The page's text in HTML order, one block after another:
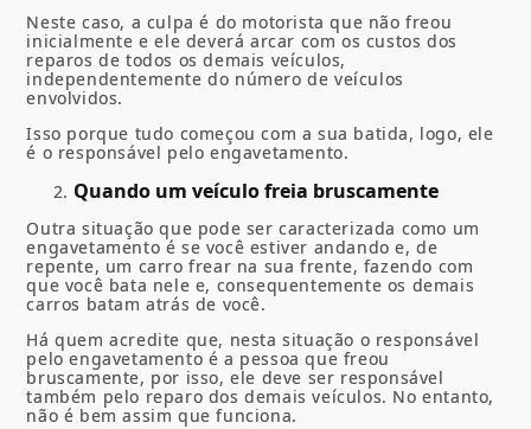
Neste caso, a culpa é do motorista que não freou
inicialmente e ele deverá arcar com os custos dos
reparos de todos os demais veículos,
independentemente do número de veículos
envolvidos.
Isso porque tudo começou com a sua batida, logo, ele
é o responsável pelo engavetamento.
Quando um veículo freia bruscamente
Outra situação que pode ser caracterizada como um
engavetamento é se você estiver andando e, de
repente, um carro frear na sua frente, fazendo com
que você bata nele e, consequentemente os demais
carros batam atrás de você.
Há quem acredite que, nesta situação o responsável
pelo engavetamento é a pessoa que freou
bruscamente, por isso, ele deve ser responsável
também pelo reparo dos demais veículos. No entanto,
não é bem assim que funciona.